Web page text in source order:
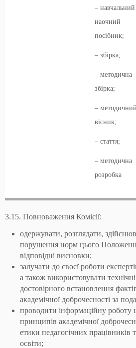
– навчальний
наочний
посібник;
– збірка;
– методична
збірка;
– методичний
вісник;
– стаття;
– методична
розробка
3.15. Повноваження Комісії:
одержувати, розглядати,
порушення норм цього
відповідні висновки;
залучати до своєї роботи
а також використовувати
достовірного встановлення
академічної доброчесності за
проводити інформаційну роботу
принципів академічної
етики педагогічних працівників
освіти;